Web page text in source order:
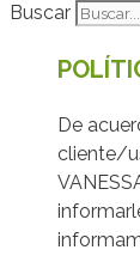
Buscar
De
cliente/